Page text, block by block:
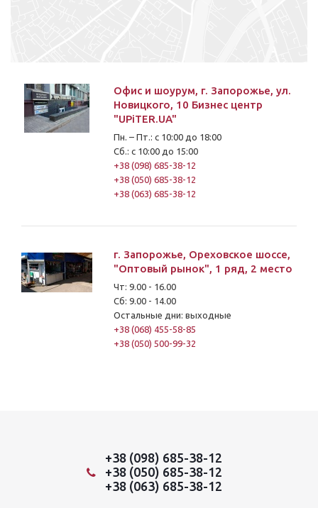
Офис и шоурум, г. Запорожье, ул.
Новицкого, 10 Бизнес центр
"UPiTER.UA"
Пн. – Пт.: с 10:00 до 18:00
Сб.: с 10:00 до 15:00
+38 (098) 685-38-12
+38 (050) 685-38-12
+38 (063) 685-38-12
г. Запорожье, Ореховское шоссе,
"Оптовый рынок", 1 ряд, 2 место
Чт: 9.00 - 16.00
Сб: 9.00 - 14.00
Остальные дни: выходные
+38 (068) 455-58-85
+38 (050) 500-99-32
+38 (098) 685-38-12
+38 (050) 685-38-12
+38 (063) 685-38-12